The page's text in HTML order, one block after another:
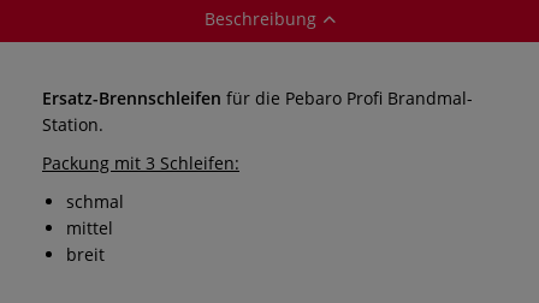
Beschreibung
Ersatz-Brennschleifen für die Pebaro Profi Brandmal-
Station.
Packung mit 3 Schleifen:
schmal
mittel
breit